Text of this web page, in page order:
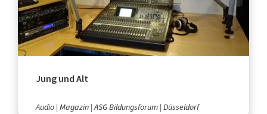
Jung und Alt
Audio Magazin ASG Bildungsforum Düsseldorf